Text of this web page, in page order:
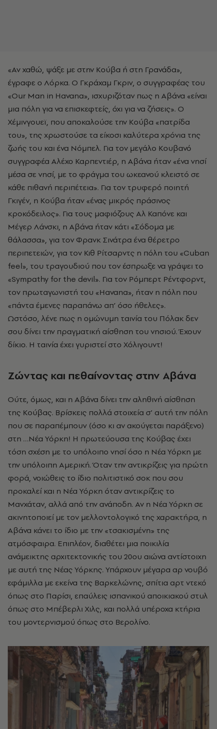
«Αν χαθώ, ψάξε με στην Κούβα ή στη Γρανάδα»,
έγραφε ο Λόρκα. Ο Γκράχαμ Γκριν, ο συγγραφέας του
«Our Man in Havana», ισχυριζόταν πως η Αβάνα «είναι
μια πόλη για να επισκεφτείς, όχι για να ζήσεις». Ο
Χέμινγουεϊ, που αποκαλούσε την Κούβα «πατρίδα
του», της χρωστούσε τα είκοσι καλύτερα χρόνια της
ζωής του και ένα Νόμπελ. Για τον μεγάλο Κουβανό
συγγραφέα Αλέχο Καρπεντιέρ, η Αβάνα ήταν «ένα νησί
μέσα σε νησί, με το φράγμα του ωκεανού κλειστό σε
κάθε πιθανή περιπέτεια». Για τον τρυφερό ποιητή
Γκιγέν, η Κούβα ήταν «ένας μικρός πράσινος
κροκόδειλος». Για τους μαφιόζους Αλ Καπόνε και
Μέγερ Λάνσκι, η Αβάνα ήταν κάτι «Σόδομα με
θάλασσα», για τον Φρανκ Σινάτρα ένα θέρετρο
περιπετειών, για τον Κιθ Ρίτσαρντς η πόλη του «Cuban
feel», του τραγουδιού που τον έσπρωξε να γράψει το
«Sympathy for the devil». Για τον Ρόμπερτ Ρέντφορντ,
τον πρωταγωνιστή του «Havana», ήταν η πόλη που
«πάντα έμενες παραπάνω απ’ όσο ήθελες».
Ωστόσο, λένε πως η ομώνυμη ταινία του Πόλακ δεν
σου δίνει την πραγματική αίσθηση του νησιού. Έχουν
δίκιο. Η ταινία έχει γυριστεί στο Χόλιγουντ!
Ζώντας και πεθαίνοντας στην Αβάνα
Ούτε, όμως, και η Αβάνα δίνει την αληθινή αίσθηση
της Κούβας. Βρίσκεις πολλά στοιχεία σ’ αυτή την πόλη
που σε παραπέμπουν (όσο κι αν ακούγεται παράξενο)
στη …Νέα Υόρκη! Η πρωτεύουσα της Κούβας έχει
τόση σχέση με το υπόλοιπο νησί όσο η Νέα Υόρκη με
την υπόλοιπη Αμερική. Όταν την αντικρίζεις για πρώτη
φορά, νοιώθεις το ίδιο πολιτιστικό σοκ που σου
προκαλεί και η Νέα Υόρκη όταν αντικρίζεις το
Μανχάταν, αλλά από την ανάποδη. Αν η Νέα Υόρκη σε
ακινητοποιεί με τον μελλοντολογικό της χαρακτήρα, η
Αβάνα κάνει το ίδιο με την «τσακισμένη» της
ατμόσφαιρα. Επιπλέον, διαθέτει μια ποικιλία
ανάμεικτης αρχιτεκτονικής του 20ου αιώνα αντίστοιχη
με αυτή της Νέας Υόρκης. Υπάρχουν μέγαρα αρ νουβό
εφάμιλλα με εκείνα της Βαρκελώνης, σπίτια αρτ ντεκό
όπως στο Παρίσι, επαύλεις ισπανικού αποικιακού στυλ
όπως στο Μπέβερλι Χιλς, και πολλά υπέροχα κτήρια
του μοντερνισμού όπως στο Βερολίνο.